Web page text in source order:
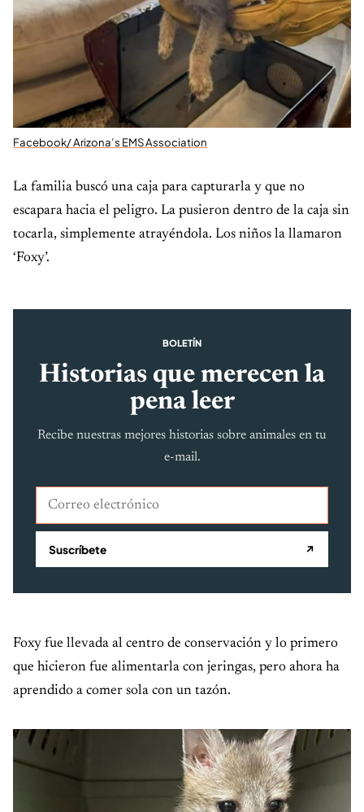
Facebook/ Arizona’s EMS Association
La familia buscó una caja para capturarla y que no
escapara hacia el peligro. La pusieron dentro de la caja sin
tocarla, simplemente atrayéndola. Los niños la llamaron
‘Foxy’.
BOLETÍN
Historias que merecen la
pena leer
Recibe nuestras mejores historias sobre animales en tu
e-mail.
Correo electrónico
Suscríbete ↗
Foxy fue llevada al centro de conservación y lo primero
que hicieron fue alimentarla con jeringas, pero ahora ha
aprendido a comer sola con un tazón.